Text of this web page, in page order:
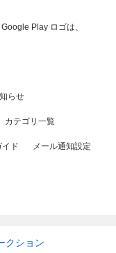
Play ロゴは、
らせ
カテゴリ一覧
ド メール通知設定
クション